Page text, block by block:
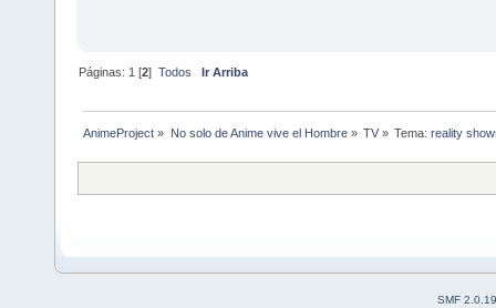
Páginas: 1 [2]Todos Ir Arriba
AnimeProject » No solo de Anime vive el Hombre» TV» Tema:reality
SMF 2.0.19